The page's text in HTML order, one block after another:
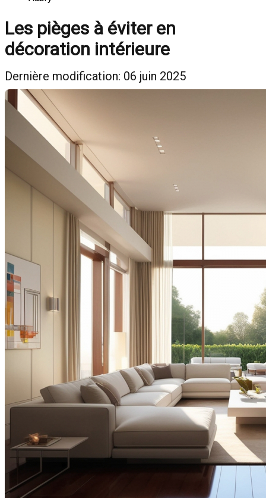
Les pièges à éviter en
décoration intérieure
Dernière modification: 06 juin 2025